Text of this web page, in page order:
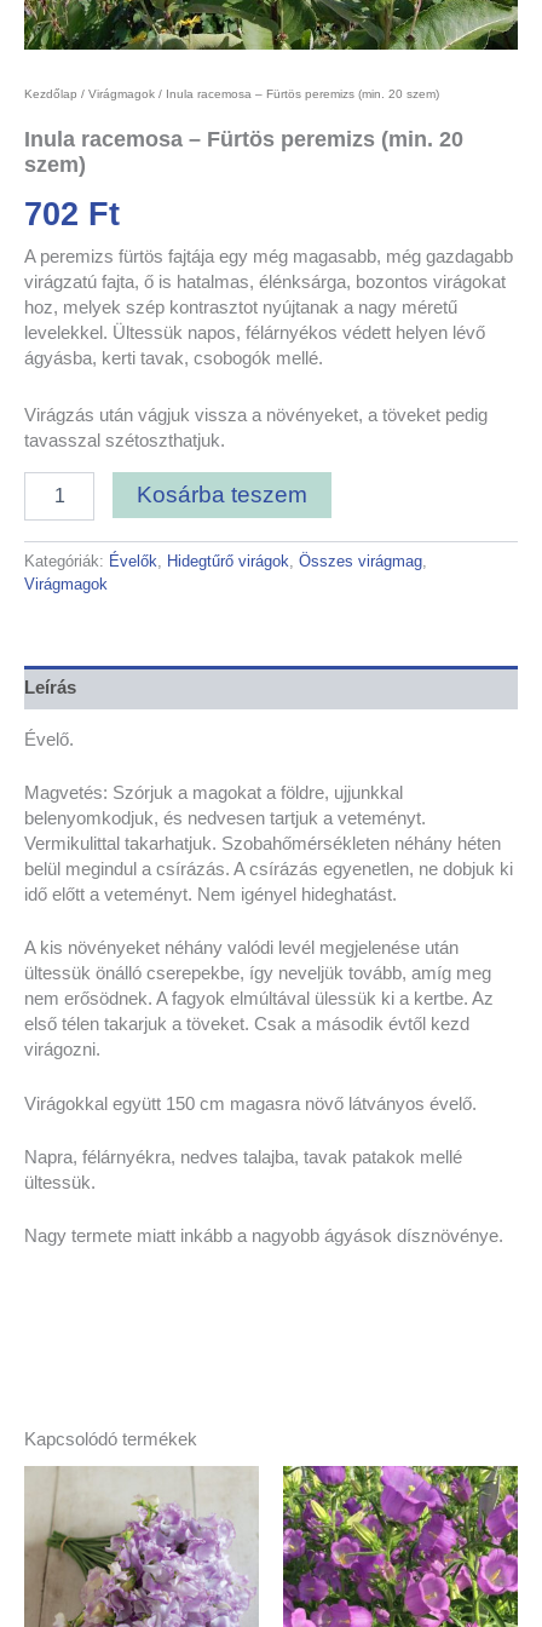
Kezdőlap / Virágmagok / Inula racemosa – Fürtös peremizs (min. 20 szem)
Inula racemosa – Fürtös peremizs (min. 20
szem)
702 Ft
A peremizs fürtös fajtája egy még magasabb, még gazdagabb
virágzatú fajta, ő is hatalmas, élénksárga, bozontos virágokat
hoz, melyek szép kontrasztot nyújtanak a nagy méretű
levelekkel. Ültessük napos, félárnyékos védett helyen lévő
ágyásba, kerti tavak, csobogók mellé.
Virágzás után vágjuk vissza a növényeket, a töveket pedig
tavasszal szétoszthatjuk.
Kosárba teszem
Kategóriák: Évelők, Hidegtűrő virágok, Összes virágmag,
Virágmagok
Leírás
Évelő.
Magvetés: Szórjuk a magokat a földre, ujjunkkal
belenyomkodjuk, és nedvesen tartjuk a veteményt.
Vermikulittal takarhatjuk. Szobahőmérsékleten néhány héten
belül megindul a csírázás. A csírázás egyenetlen, ne dobjuk ki
idő előtt a veteményt. Nem igényel hideghatást.
A kis növényeket néhány valódi levél megjelenése után
ültessük önálló cserepekbe, így neveljük tovább, amíg meg
nem erősödnek. A fagyok elmúltával ülessük ki a kertbe. Az
első télen takarjuk a töveket. Csak a második évtől kezd
virágozni.
Virágokkal együtt 150 cm magasra növő látványos évelő.
Napra, félárnyékra, nedves talajba, tavak patakok mellé
ültessük.
Nagy termete miatt inkább a nagyobb ágyások dísznövénye.
Kapcsolódó termékek